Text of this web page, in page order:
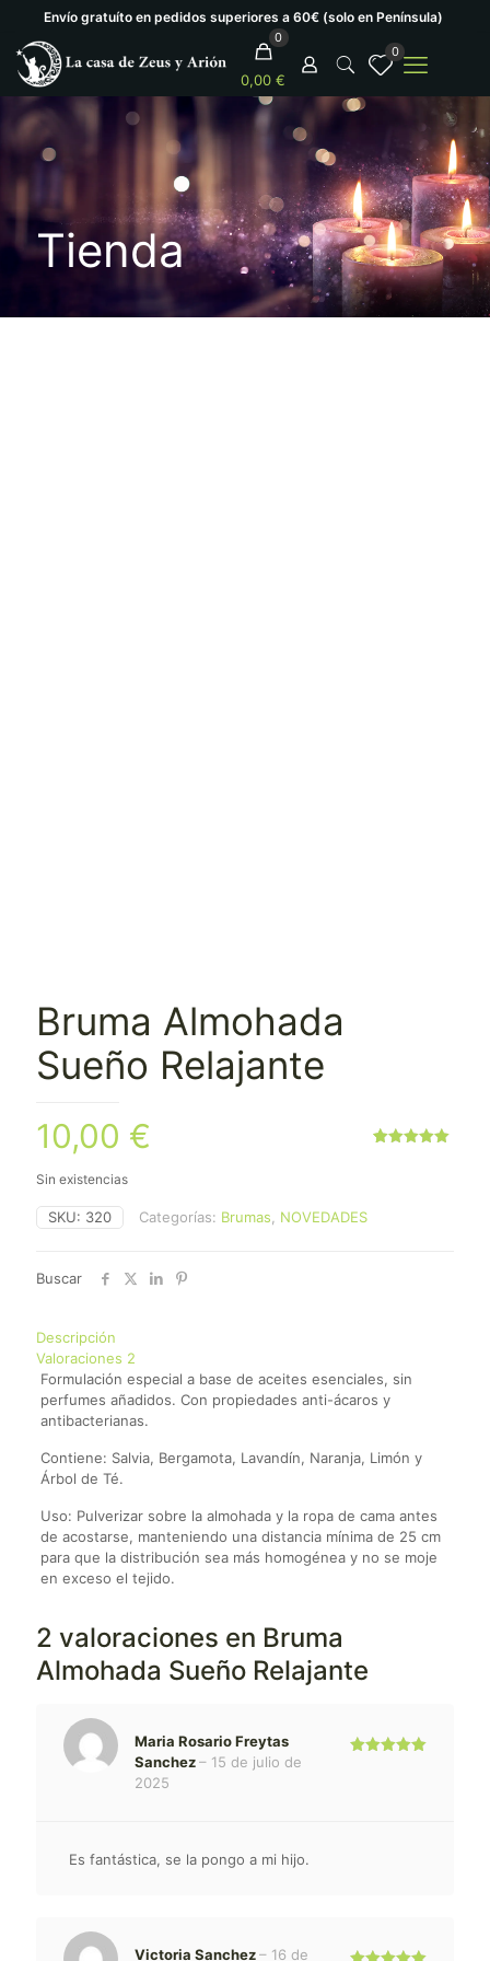
Envío gratuíto en pedidos superiores a 60€ (solo en Península)
0
0,00 €
0
Tienda
Bruma Almohada
Sueño Relajante
10,00 €
Sin existencias
SKU: 320 Categorías: Brumas NOVEDADES
Buscar
Descripción
Valoraciones 2
Formulación especial a base de aceites esenciales, sin
perfumes añadidos. Con propiedades anti-ácaros y
antibacterianas.
Contiene: Salvia, Bergamota, Lavandín, Naranja, Limón y
Árbol de Té.
Uso: Pulverizar sobre la almohada y la ropa de cama antes
de acostarse, manteniendo una distancia mínima de 25 cm
para que la distribución sea más homogénea y no se moje
en exceso el tejido.
2 valoraciones en Bruma
Almohada Sueño Relajante
Maria Rosario Freytas
Sanchez– 15 de julio de
2025
Es fantástica, se la pongo a mi hijo.
Victoria Sanchez– 16 de